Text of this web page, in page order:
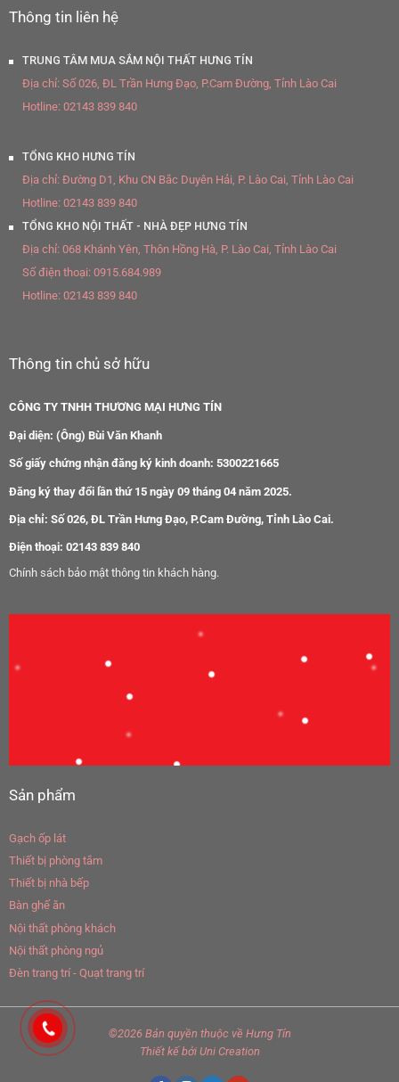
Thông tin liên hệ
TRUNG TÂM MUA SẮM NỘI THẤT HƯNG TÍN
Địa chỉ: Số 026, ĐL Trần Hưng Đạo, P.Cam Đường, Tỉnh Lào Cai
Hotline: 02143 839 840
TỔNG KHO HƯNG TÍN
Địa chỉ: Đường D1, Khu CN Bắc Duyên Hải, P. Lào Cai, Tỉnh Lào Cai
Hotline: 02143 839 840
TỔNG KHO NỘI THẤT - NHÀ ĐẸP HƯNG TÍN
Địa chỉ: 068 Khánh Yên, Thôn Hồng Hà, P. Lào Cai, Tỉnh Lào Cai
Số điện thoại: 0915.684.989
Hotline: 02143 839 840
Thông tin chủ sở hữu
CÔNG TY TNHH THƯƠNG MẠI HƯNG TÍN
Đại diện: (Ông) Bùi Văn Khanh
Số giấy chứng nhận đăng ký kinh doanh: 5300221665
Đăng ký thay đổi lần thứ 15 ngày 09 tháng 04 năm 2025.
Địa chỉ: Số 026, ĐL Trần Hưng Đạo, P.Cam Đường, Tỉnh Lào Cai.
Điện thoại: 02143 839 840
Chính sách bảo mật thông tin khách hàng.
Sản phẩm
Gạch ốp lát
Thiết bị phòng tắm
Thiết bị nhà bếp
Bàn ghế ăn
Nội thất phòng khách
Nội thất phòng ngủ
Đèn trang trí - Quạt trang trí
©2026 Bản quyền thuộc về Hưng Tín
Thiết kếbởi Uni Creation